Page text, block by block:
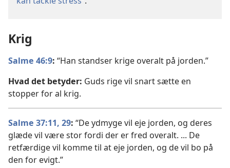
Krig
Salme 46:9: “Han standser krige overalt på jorden.”
Hvad det betyder: Guds rige vil snart sætte en
stopper for al krig.
Salme 37:11, 29: “De ydmyge vil eje jorden, og deres
glæde vil være stor fordi der er fred overalt. ... De
retfærdige vil komme til at eje jorden, og de vil bo på
den for evigt.”